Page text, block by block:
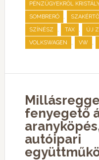
PÉNZÜGYEKRŐL
SOMBRERÓ , SZAKÉRTŐ
SZÍNÉSZ , TAX , ÚJ
VOLKSWAGEN , VW ,
fenyegető
autóipari